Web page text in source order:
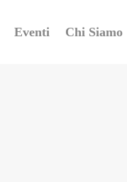
Eventi Chi Siamo